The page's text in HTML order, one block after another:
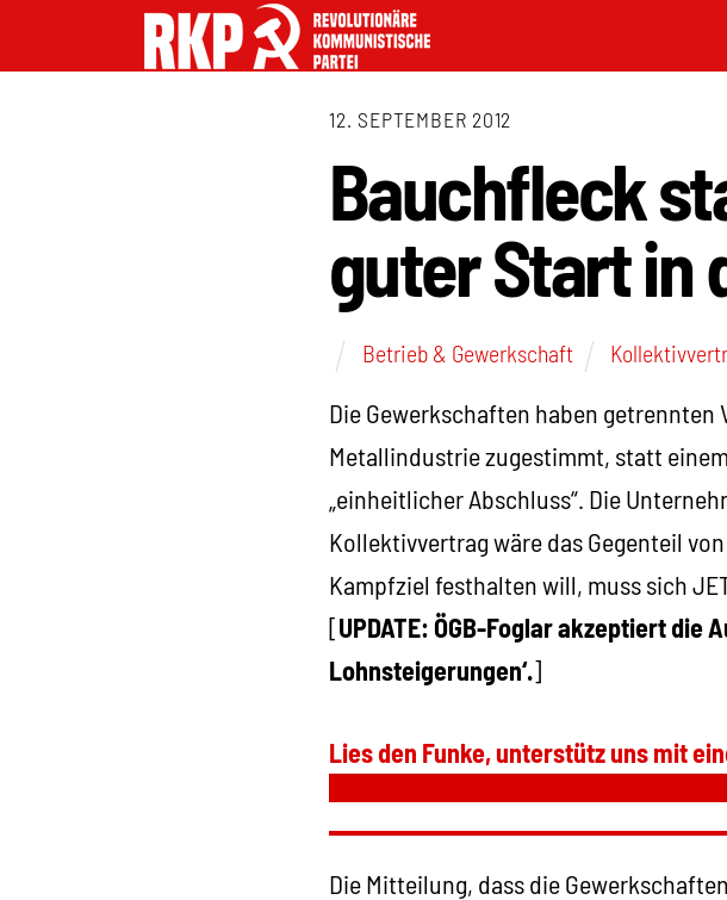
12. SEPTEMBER 2012
Bauchfleck
guter Start in
Betrieb & Gewerkschaft
Die Gewerkschaften haben
Metallindustrie zugestimmt, statt
„einheitlicher Abschluss“. Die
Kollektivvertrag wäre das Gegenteil
Kampfziel festhalten will, muss sich
[UPDATE: ÖGB-Foglar akzeptiert
Lohnsteigerungen‘.]
Lies den Funke, unterstütz uns mit
Die Mitteilung, dass die